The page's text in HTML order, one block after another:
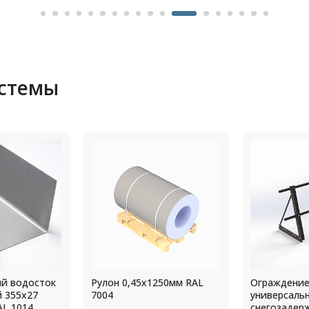
RAL
Ограждение кровли
универсальное с функцией
Колено
диаметр